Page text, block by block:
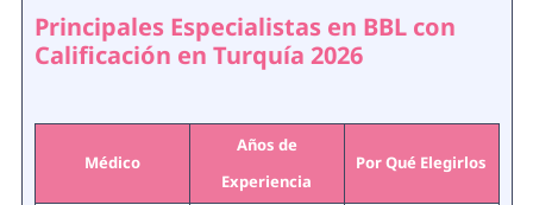
Principales Especialistas en BBL con
Calificación en Turquía 2026
Médico
Años de
Experiencia
Por Qué Elegirlos